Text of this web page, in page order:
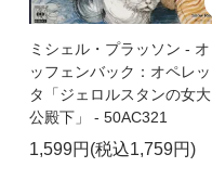
ミシェル・プラッソン - オ
ッフェンバック：オペレッ
タ「ジェロルスタンの女大
公殿下」 - 50AC321
1,599円(税込1,759円)